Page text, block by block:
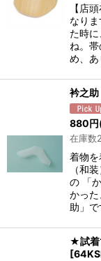
【店
なり
た時
ね。
め、
衿之助
880円
在庫数
着物
（和
の 「
かっ
助」
★試着
[